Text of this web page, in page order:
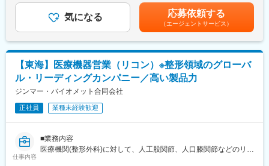
■PET検査：
PET検査は、現在注目されている、がんの診断・早期発見を可能
の治療が益々重要視されている中で高い注目を集めています。
■事業：
主な事業分野であるSPECT・PETと呼ばれる核医学検査は、生体
内の微妙な変化をとらえて画像化する「分子イメージング」とい
う技術であり、医療課題の克服に幅広く力を発揮できる可能性が
あります。特にPET検査はがん診療になくてはならないツールと
なりましたが、当社は2005年に国内初のPET検査用放射性医薬品
の承認を取得し、現在は全国11か所の製造拠点のもと安定供給体
制を整えております。
月、12月）■業績賞与：年1回（3月）※会社業績及び個人業績のタ
ーゲット100％達成の場合支給■昇給：年1回※深夜就業した場合
は、別途深夜手当支給賃金はあくまでも目安の金額であり、選考
を通じて上下する可能性があります。月給(月額)は固定手当を含め
た表記です。
気になる 応募依頼する
（エージェントサービス）
【東海】医療機器営業（リコン）※整形領域のグローバ
ル・リーディングカンパニー／高い製品力
ジンマー・バイオメット合同会社
正社員 業種未経験歓迎
仕事内容
■業務内容
医療機関(整形外科)に対して、人工股関節、人口膝関節などのリコ